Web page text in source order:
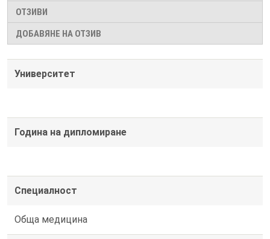
ОТЗИВИ
ДОБАВЯНЕ НА ОТЗИВ
Университет
Година на дипломиране
Специалност
Обща медицина